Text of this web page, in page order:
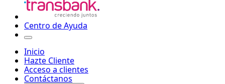
Centro de Ayuda
Inicio
Hazte Cliente
Acceso a clientes
Contáctanos